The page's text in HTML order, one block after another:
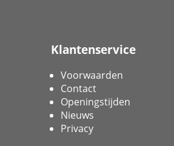
Klantenservice
Voorwaarden
Contact
Openingstijden
Nieuws
Privacy